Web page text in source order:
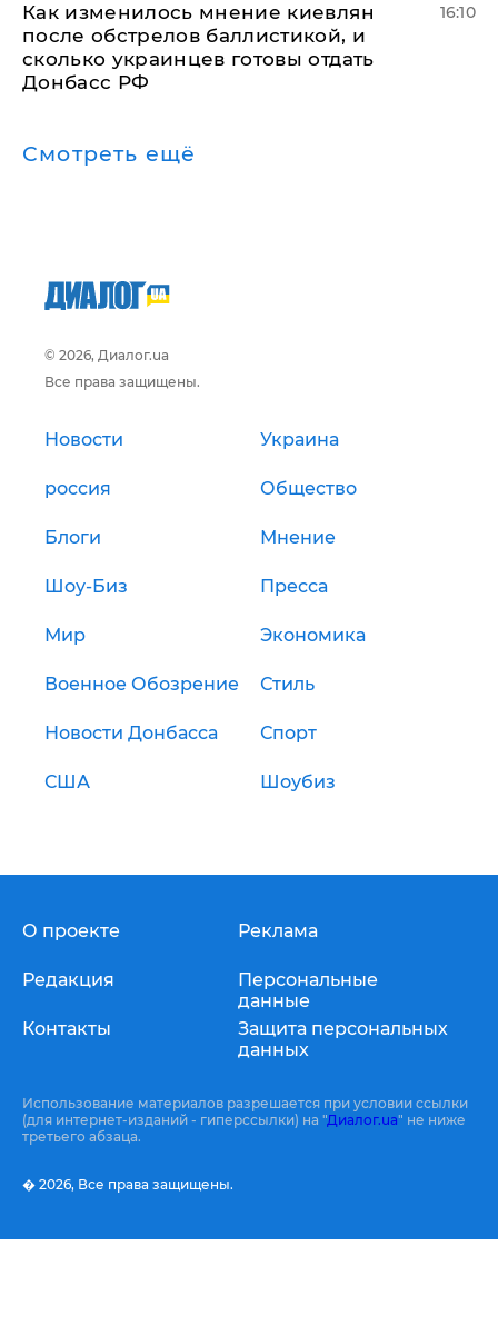
Как изменилось мнение киевлян
после обстрелов баллистикой, и
сколько украинцев готовы отдать
Донбасс РФ
16:10
Смотреть ещё
© 2026, Диалог.ua
Все права защищены.
Новости Украина
россия Общество
Блоги Мнение
Шоу-Биз Пресса
Мир Экономика
Военное Обозрение Стиль
Новости Донбасса Спорт
США Шоубиз
О проекте
Редакция
Контакты
Реклама
Персональные
данные
Защита персональных
данных
Использование материалов разрешается при условии ссылки
(для интернет-изданий - гиперссылки) на "Диалог.ua" не ниже
третьего абзаца.
� 2026, Все права защищены.